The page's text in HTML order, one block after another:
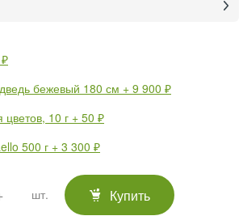
бежевый 180 см + 9 900 ₽
10 г + 50 ₽
500 г + 3 300 ₽
шт. Купить